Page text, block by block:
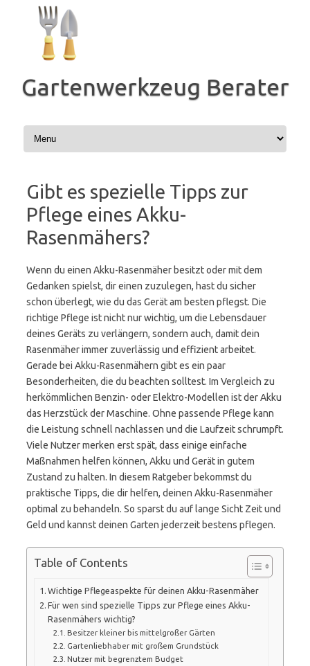
Inhalt
springen
Gartenwerkzeug Berater
Gibt es spezielle Tipps zur
Pflege eines Akku-
Rasenmähers?
Wenn du einen Akku-Rasenmäher besitzt oder mit dem
Gedanken spielst, dir einen zuzulegen, hast du sicher
schon überlegt, wie du das Gerät am besten pflegst. Die
richtige Pflege ist nicht nur wichtig, um die Lebensdauer
deines Geräts zu verlängern, sondern auch, damit dein
Rasenmäher immer zuverlässig und effizient arbeitet.
Gerade bei Akku-Rasenmähern gibt es ein paar
Besonderheiten, die du beachten solltest. Im Vergleich zu
herkömmlichen Benzin- oder Elektro-Modellen ist der Akku
das Herzstück der Maschine. Ohne passende Pflege kann
die Leistung schnell nachlassen und die Laufzeit schrumpft.
Viele Nutzer merken erst spät, dass einige einfache
Maßnahmen helfen können, Akku und Gerät in gutem
Zustand zu halten. In diesem Ratgeber bekommst du
praktische Tipps, die dir helfen, deinen Akku-Rasenmäher
optimal zu behandeln. So sparst du auf lange Sicht Zeit und
Geld und kannst deinen Garten jederzeit bestens pflegen.
Table of Contents
Wichtige Pflegeaspekte für deinen Akku-Rasenmäher
Für wen sind spezielle Tipps zur Pflege eines Akku-
Rasenmähers wichtig?
Besitzer kleiner bis mittelgroßer Gärten
Gartenliebhaber mit großem Grundstück
Nutzer mit begrenztem Budget